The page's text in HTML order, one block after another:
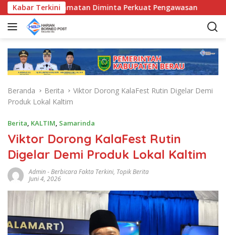
a
Kabar Terkini
Kecamatan Diminta Perkuat Pengawasan
Beranda Berita
Viktor Dorong KalaFest Rutin Digelar Demi
Produk Lokal Kaltim
Berita, KALTIM, Samarinda
Viktor Dorong KalaFest Rutin
Digelar Demi Produk Lokal Kaltim
Admin-Berbicara Fakta Terkini, Topik Berita
Juni 4, 2026